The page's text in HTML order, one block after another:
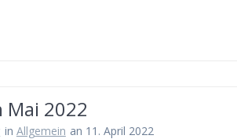
Mai 2022
in Allgemein an 11. April 2022